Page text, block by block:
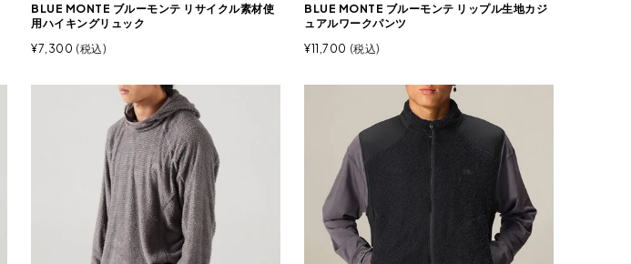
BLUE MONTE ブルーモンテ リサイクル素材使
用ハイキングリュック
¥7,300 税込
BLUE MONTE ブルーモンテ リップル生地カジ
ュアルワークパンツ
¥11,700 税込